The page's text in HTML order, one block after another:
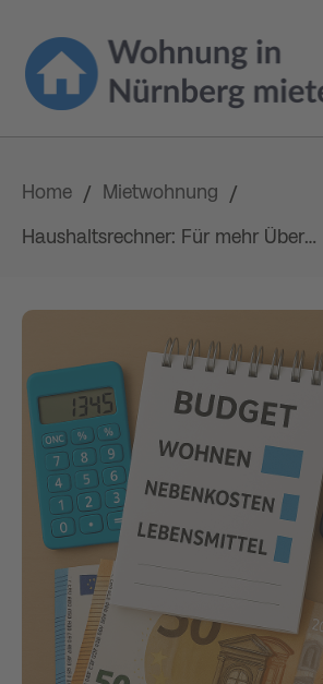
Home / Mietwohnung
/
Haushaltsrechner: Für mehr Überblick über Ihre Ausgaben